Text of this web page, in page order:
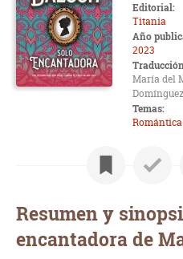
Editorial:
Titania
Año
2023
María del
Temas:
Romántica
Resumen y
encantadora de